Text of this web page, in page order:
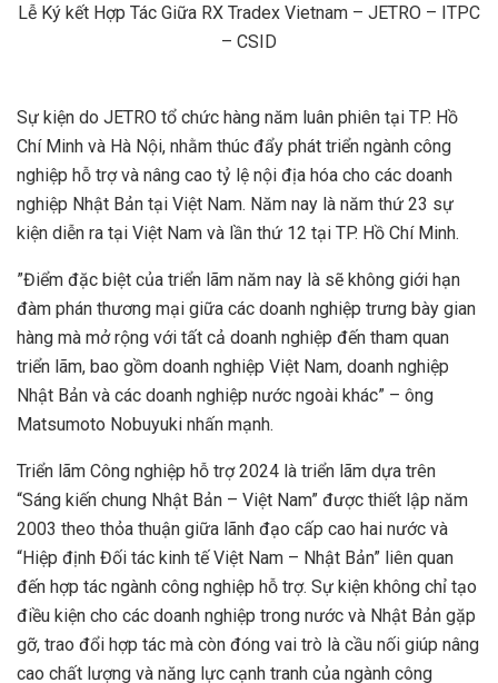
Lễ Ký kết Hợp Tác Giữa RX Tradex Vietnam – JETRO – ITPC
– CSID
Sự kiện do JETRO tổ chức hàng năm luân phiên tại TP. Hồ
Chí Minh và Hà Nội, nhằm thúc đẩy phát triển ngành công
nghiệp hỗ trợ và nâng cao tỷ lệ nội địa hóa cho các doanh
nghiệp Nhật Bản tại Việt Nam. Năm nay là năm thứ 23 sự
kiện diễn ra tại Việt Nam và lần thứ 12 tại TP. Hồ Chí Minh.
”Điểm đặc biệt của triển lãm năm nay là sẽ không giới hạn
đàm phán thương mại giữa các doanh nghiệp trưng bày gian
hàng mà mở rộng với tất cả doanh nghiệp đến tham quan
triển lãm, bao gồm doanh nghiệp Việt Nam, doanh nghiệp
Nhật Bản và các doanh nghiệp nước ngoài khác” – ông
Matsumoto Nobuyuki nhấn mạnh.
Triển lãm Công nghiệp hỗ trợ 2024 là triển lãm dựa trên
“Sáng kiến chung Nhật Bản – Việt Nam” được thiết lập năm
2003 theo thỏa thuận giữa lãnh đạo cấp cao hai nước và
“Hiệp định Đối tác kinh tế Việt Nam – Nhật Bản” liên quan
đến hợp tác ngành công nghiệp hỗ trợ. Sự kiện không chỉ tạo
điều kiện cho các doanh nghiệp trong nước và Nhật Bản gặp
gỡ, trao đổi hợp tác mà còn đóng vai trò là cầu nối giúp nâng
cao chất lượng và năng lực cạnh tranh của ngành công